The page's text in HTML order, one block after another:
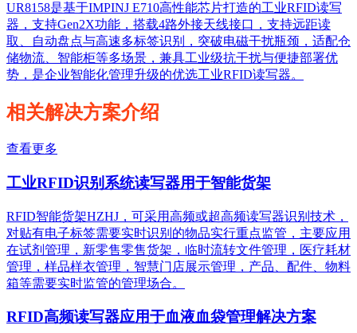
UR8158是基于IMPINJ E710高性能芯片打造的工业RFID读写
器，支持Gen2X功能，搭载4路外接天线接口，支持远距读
取、自动盘点与高速多标签识别，突破电磁干扰瓶颈，适配仓
储物流、智能柜等多场景，兼具工业级抗干扰与便捷部署优
势，是企业智能化管理升级的优选工业RFID读写器。
相关解决方案介绍
查看更多
工业RFID识别系统读写器用于智能货架
RFID智能货架HZHJ，可采用高频或超高频读写器识别技术，
对贴有电子标签需要实时识别的物品实行重点监管，主要应用
在试剂管理，新零售零售货架，临时流转文件管理，医疗耗材
管理，样品样衣管理，智慧门店展示管理，产品、配件、物料
箱等需要实时监管的管理场合。
RFID高频读写器应用于血液血袋管理解决方案